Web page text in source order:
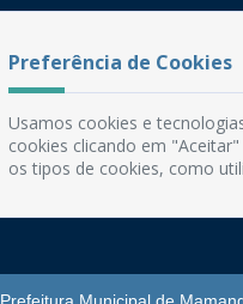
Prefeitura Municipal de
Preferência de Cookies
Usamos cookies e
cookies clicando em
os tipos de cookies, como